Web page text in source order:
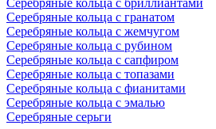
Серебряные кольца с бриллиантами
Серебряные кольца с гранатом
Серебряные кольца с жемчугом
Серебряные кольца с рубином
Серебряные кольца с сапфиром
Серебряные кольца с топазами
Серебряные кольца с фианитами
Серебряные кольца с эмалью
Серебряные серьги